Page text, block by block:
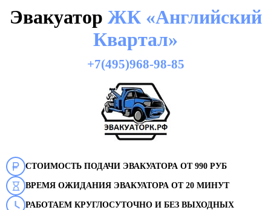
Эвакуатор ЖК «Английский
Квартал»
+7(495)968-98-85
СТОИМОСТЬ ПОДАЧИ ЭВАКУАТОРА ОТ 990 РУБ
ВРЕМЯ ОЖИДАНИЯ ЭВАКУАТОРА ОТ 20 МИНУТ
РАБОТАЕМ КРУГЛОСУТОЧНО И БЕЗ ВЫХОДНЫХ